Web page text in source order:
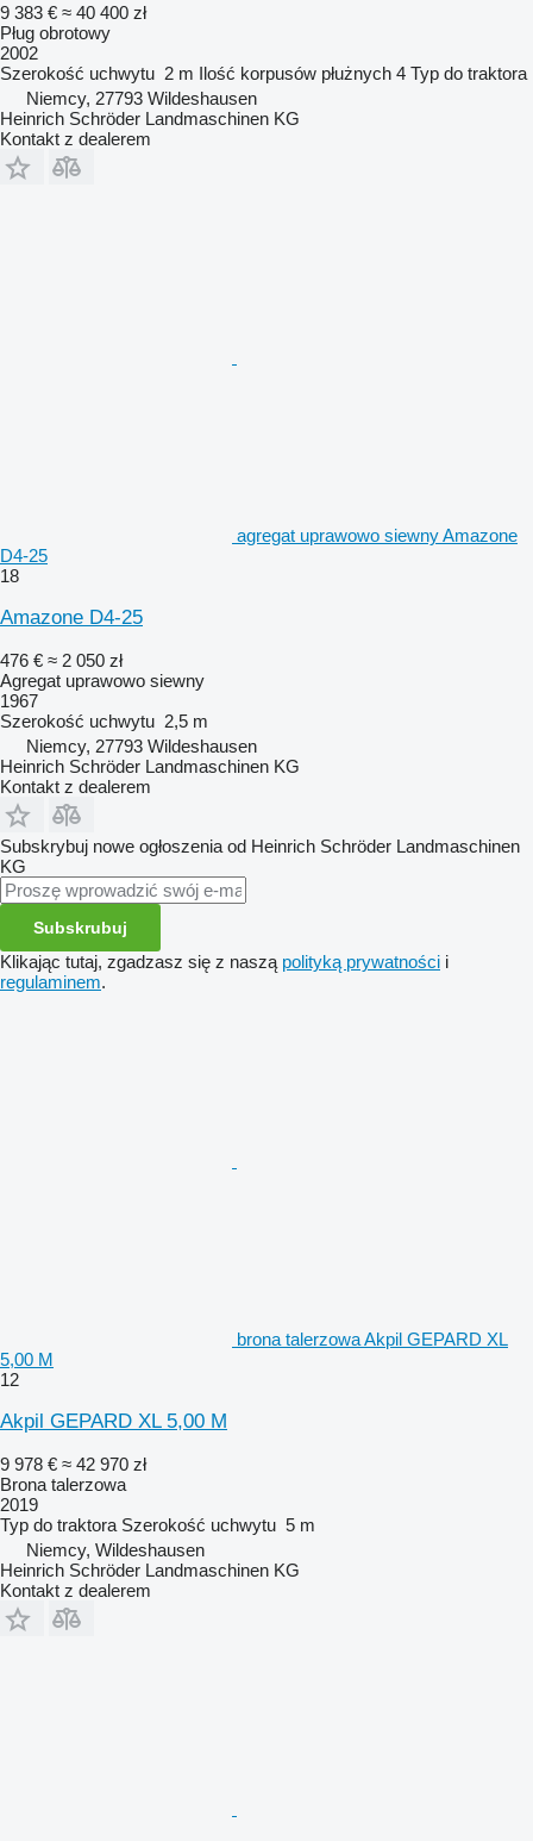
9 383 € ≈ 40 400 zł
Pług obrotowy
2002
Szerokość uchwytu 2 m Ilość korpusów płużnych 4 Typ do traktora
Niemcy, 27793 Wildeshausen
Heinrich Schröder Landmaschinen KG
Kontakt z dealerem
agregat uprawowo siewny Amazone
D4-25
18
Amazone D4-25
476 € ≈ 2 050 zł
Agregat uprawowo siewny
1967
Szerokość uchwytu 2,5 m
Niemcy, 27793 Wildeshausen
Heinrich Schröder Landmaschinen KG
Kontakt z dealerem
Subskrybuj nowe ogłoszenia od Heinrich Schröder Landmaschinen
KG
Subskrubuj
Klikając tutaj, zgadzasz się z naszą polityką prywatności i
regulaminem.
brona talerzowa Akpil GEPARD XL
5,00 M
12
Akpil GEPARD XL 5,00 M
9 978 € ≈ 42 970 zł
Brona talerzowa
2019
Typ do traktora Szerokość uchwytu 5 m
Niemcy, Wildeshausen
Heinrich Schröder Landmaschinen KG
Kontakt z dealerem